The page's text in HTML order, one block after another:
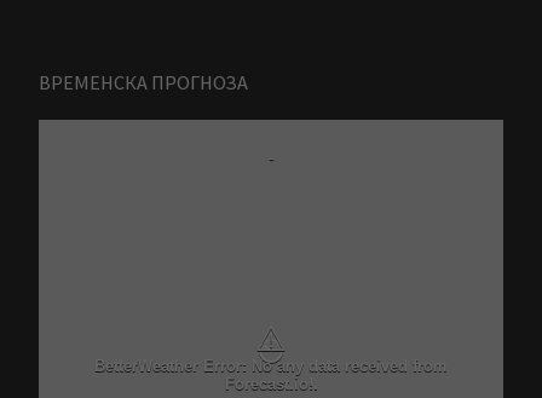
ВРЕМЕНСКА ПРОГНОЗА
-
⚠
BetterWeather Error: No any data received from
Forecast.io!.